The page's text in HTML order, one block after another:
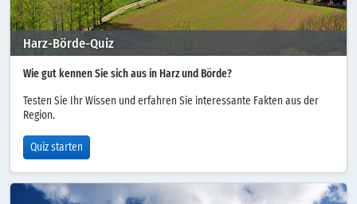
Harz-Börde-Quiz
Wie gut kennen Sie sich aus in Harz und Börde?
Testen Sie Ihr Wissen und erfahren Sie interessante Fakten aus der
Region.
Quiz starten